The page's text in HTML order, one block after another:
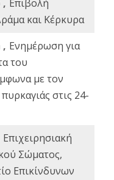
, Επιβολή
και Κέρκυρα
, Ενημέρωση για
του
με τον
στις 24-
Επιχειρησιακή
Σώματος,
Επικίνδυνων